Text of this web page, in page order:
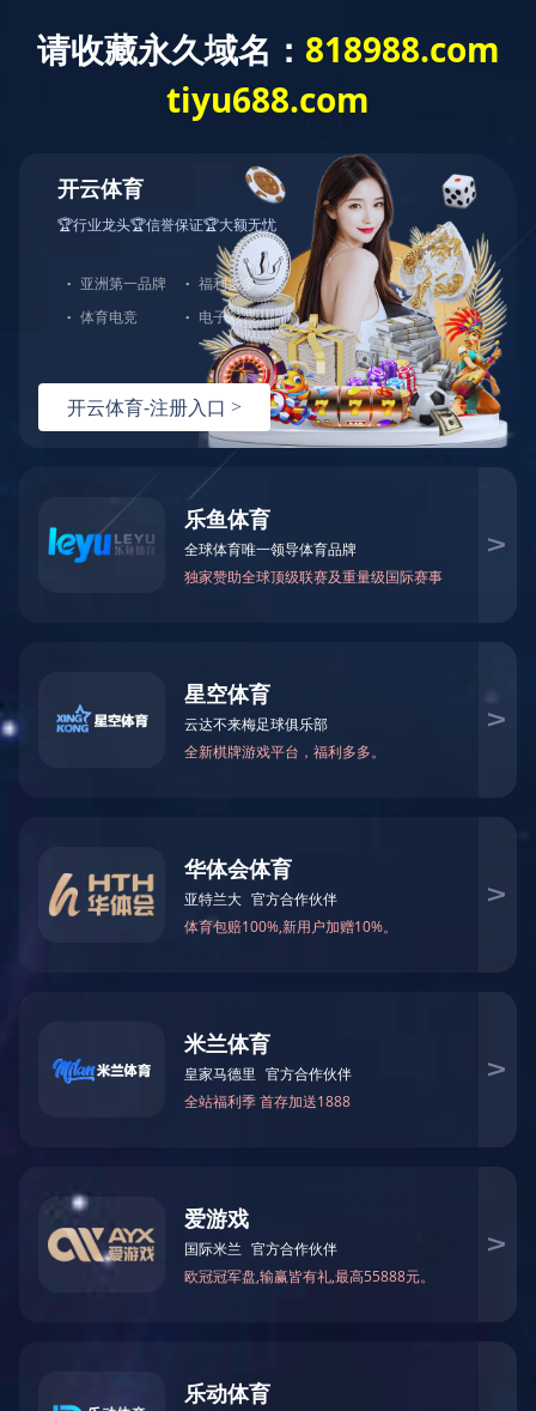
乐鱼网页版登录入口
株洲市财政局关于印发《株洲市市本级财政投资评
审管理办法》
乐鱼网页版登录入口-乐鱼(中国) >
政策法规
2023年11月28日